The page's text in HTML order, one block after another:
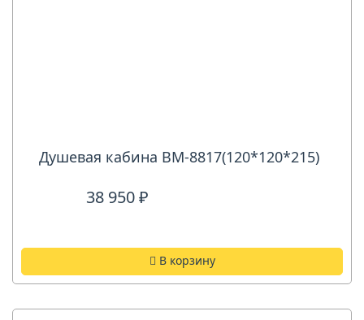
Душевая кабина ВМ-8817(120*120*215)
38 950 ₽
В корзину